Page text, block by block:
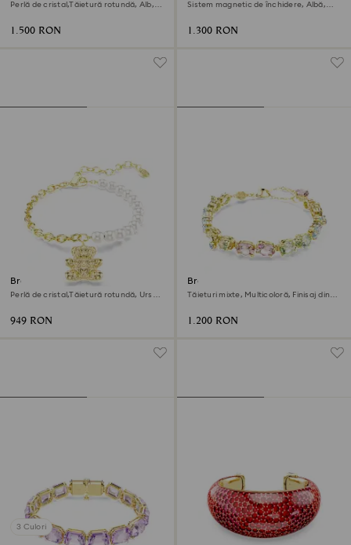
Perlă de cristal,Tăietură rotundă, Alb,
1.500 RON
Sistem magnetic de închidere, Albă,
1.300 RON
Brățară Idyllia
Perlă de cristal,Tăietură rotundă, Urs
949 RON
Brățară Gema
Tăieturi mixte, Multicoloră, Finisaj din
1.200 RON
3 Culori